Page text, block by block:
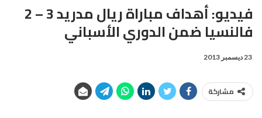
فيديو: أهداف مباراة ريال مدريد 3 – 2
فالنسيا ضمن الدوري الأسباني
23 ديسمبر 2013
مشاركة